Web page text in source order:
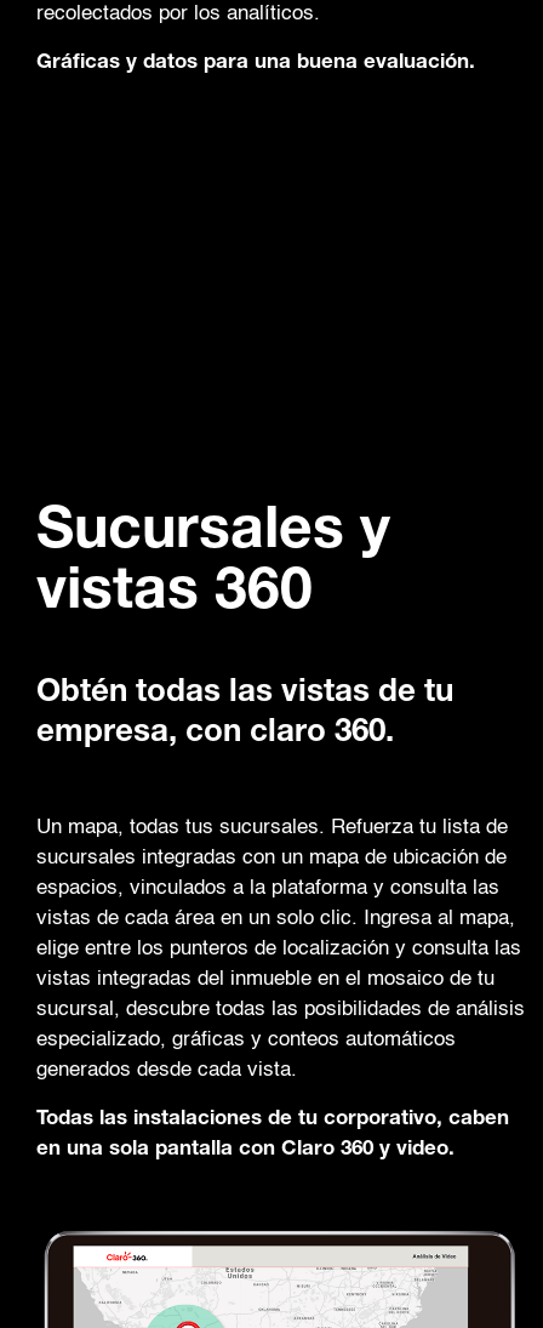
recolectados por los analíticos.
Gráficas y datos para una buena evaluación.
Sucursales y
vistas 360
Obtén todas las vistas de tu
empresa, con claro 360.
Un mapa, todas tus sucursales. Refuerza tu lista de
sucursales integradas con un mapa de ubicación de
espacios, vinculados a la plataforma y consulta las
vistas de cada área en un solo clic. Ingresa al mapa,
elige entre los punteros de localización y consulta las
vistas integradas del inmueble en el mosaico de tu
sucursal, descubre todas las posibilidades de análisis
especializado, gráficas y conteos automáticos
generados desde cada vista.
Todas las instalaciones de tu corporativo, caben
en una sola pantalla con Claro 360 y video.